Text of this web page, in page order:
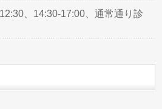
、14:30-17:00、通常通り診